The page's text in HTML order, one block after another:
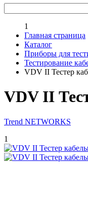
1
Главная страница
Каталог
Приборы для
Тестирование
VDV II Тестер
VDV II
Trend NETWORKS
1